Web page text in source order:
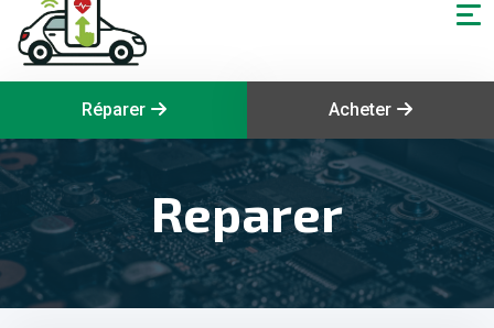
Réparer Acheter
Reparer